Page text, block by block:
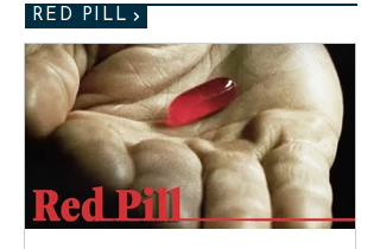
RED PILL